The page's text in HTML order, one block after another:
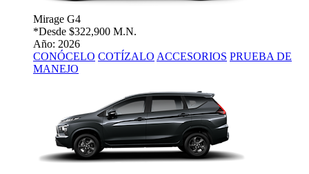
Mirage G4
*Desde $322,900 M.N.
Año: 2026
CONÓCELO COTÍZALO ACCESORIOS PRUEBA DE
MANEJO